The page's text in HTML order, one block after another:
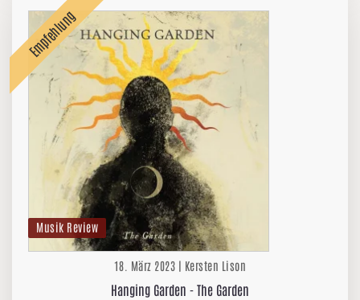
Musik Review
18. März 2023 | Kersten Lison
Hanging Garden - The Garden